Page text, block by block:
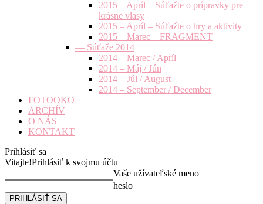
2015 – Apríl – Súťažte o prípravky pre
krásne vlasy
2015 – Apríl – Súťažte o hry a aktivity
2015 – Marec – FRAGMENT
— Súťaže 2014
2014 – Marec / Apríl
2014 – Máj / Jún
2014 – Júl / August
2014 – September / December
FOTOOKO
ARCHÍV
O NÁS
KONTAKT
Prihlásiť sa
Vitajte!Prihlásiť k svojmu účtu
Vaše užívateľské meno
heslo